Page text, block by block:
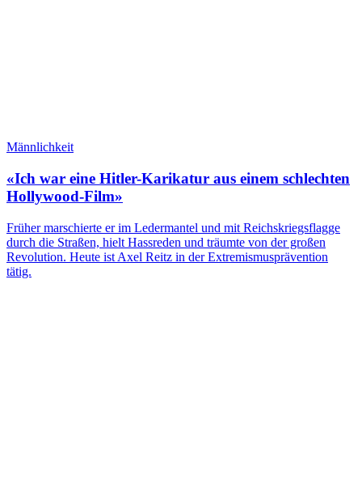
Männlichkeit
«Ich war eine Hitler-Karikatur aus einem schlechten
Hollywood-Film»
Früher marschierte er im Ledermantel und mit Reichskriegsflagge
durch die Straßen, hielt Hassreden und träumte von der großen
Revolution. Heute ist Axel Reitz in der Extremismusprävention
tätig.